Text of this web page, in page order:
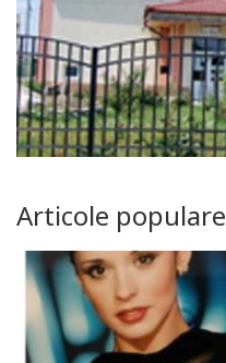
Articole populare